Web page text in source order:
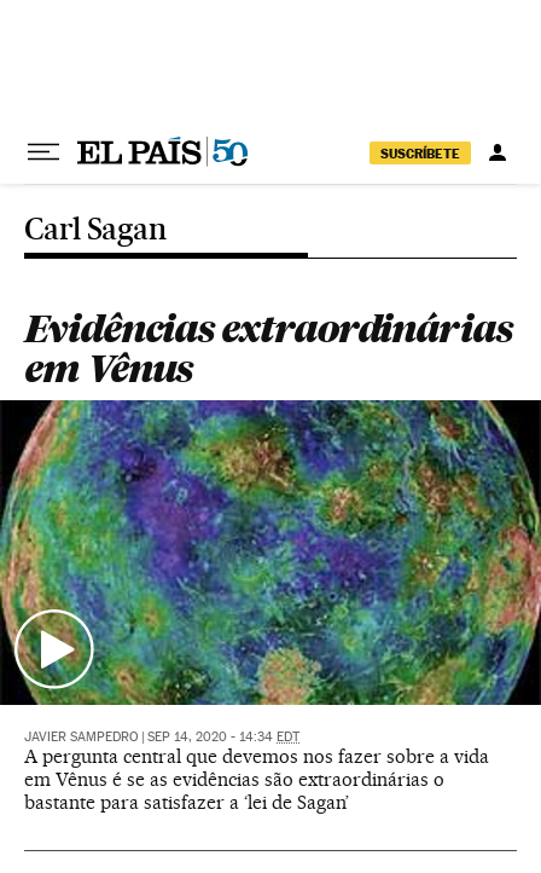
SUSCRÍBETE
Carl Sagan
Evidências extraordinárias
em Vênus
JAVIER SAMPEDRO SEP 14, 2020 - 14:34 EDT
A pergunta central que devemos nos fazer sobre a vida
em Vênus é se as evidências são extraordinárias o
bastante para satisfazer a ‘lei de Sagan’